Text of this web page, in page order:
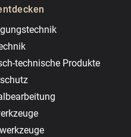
technische Produkte